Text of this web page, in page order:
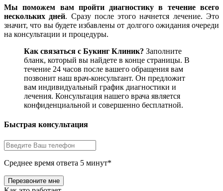
Мы поможем вам пройти диагностику в течение всего
нескольких дней. Сразу после этого начнется лечение. Это
значит, что вы будете избавлены от долгого ожидания очереди
на консультации и процедуры.
Как связаться с Букинг Клиник? Заполните
бланк, который вы найдете в конце страницы. В
течение 24 часов после вашего обращения вам
позвонит наш врач-консультант. Он предложит
вам индивидуальный график диагностики и
лечения. Консультация нашего врача является
конфиденциальной и совершенно бесплатной.
Быстрая консультация
Среднее время ответа 5 минут*